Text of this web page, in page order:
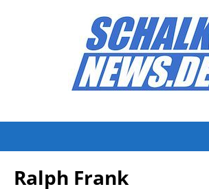
Ralph Frank